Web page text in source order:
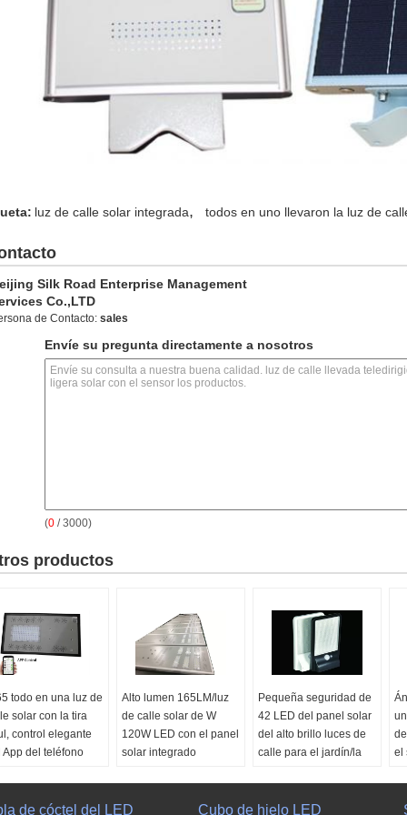
luz de calle solar integrada, todos en uno llevaron la luz de
Silk Road Enterprise Management
Co.,LTD
de Contacto: sales
Envíe su pregunta directamente a nosotros
(0 / 3000)
productos
todo en una luz de
solar con la tira
control elegante
App del teléfono
Aolly +ABS
Alto lumen 165LM/luz
de calle solar de W
120W LED con el panel
solar integrado
Proveedor de energía:
Pequeña seguridad de
42 LED del panel solar
del alto brillo luces de
calle para el jardín/la
Proveedor de energía:
el
de cóctel del LED Cubo de hielo LED